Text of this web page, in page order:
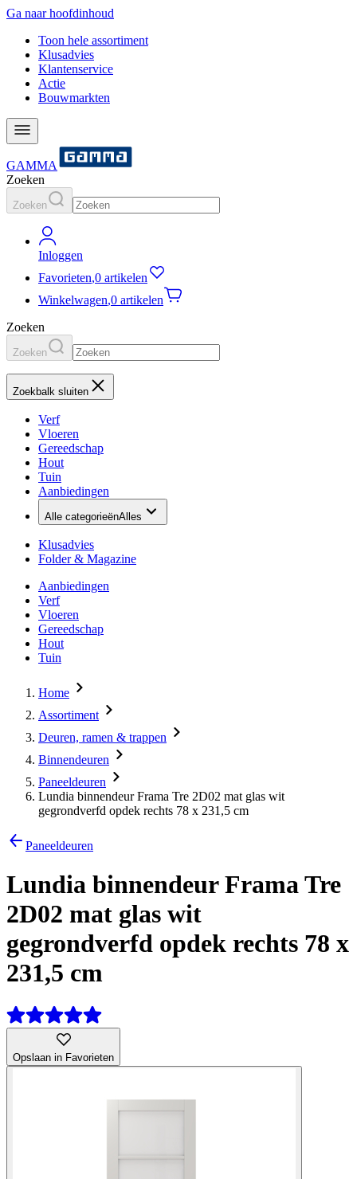
Ga naar hoofdinhoud
Toon hele assortiment
Klusadvies
Klantenservice
Actie
Bouwmarkten
GAMMA
Zoeken
Zoeken
Inloggen
Favorieten,0 artikelen
Winkelwagen,0 artikelen
Zoeken
Zoeken
Zoekbalk sluiten
Verf
Vloeren
Gereedschap
Hout
Tuin
Aanbiedingen
Alle categorieënAlles
Klusadvies
Folder & Magazine
Aanbiedingen
Verf
Vloeren
Gereedschap
Hout
Tuin
Home
Assortiment
Deuren, ramen & trappen
Binnendeuren
Paneeldeuren
Lundia binnendeur Frama Tre 2D02 mat glas wit
gegrondverfd opdek rechts 78 x 231,5 cm
Paneeldeuren
Lundia binnendeur Frama Tre
2D02 mat glas wit
gegrondverfd opdek rechts 78 x
231,5 cm
Opslaan in Favorieten